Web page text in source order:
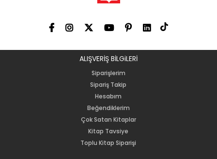
ALIŞVERİŞ BİLGiLERİ
Siparişlerim
Sipariş Takip
Hesabım
Beğendiklerim
Çok Satan Kitaplar
Kitap Tavsiye
Toplu Kitap Siparişi